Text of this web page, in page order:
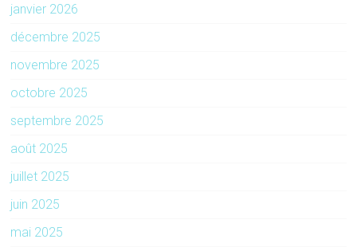
janvier 2026
décembre 2025
novembre 2025
octobre 2025
septembre 2025
août 2025
juillet 2025
juin 2025
mai 2025